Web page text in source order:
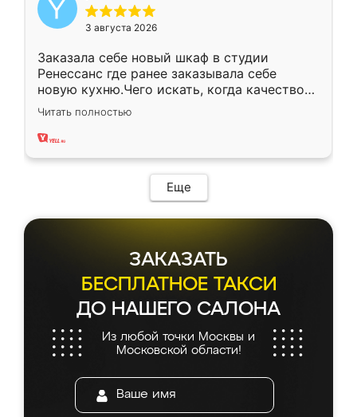
3 августа 2026
Заказала себе новый шкаф в студии
Ренессанс где ранее заказывала себе
новую кухню.Чего искать, когда качеством
вполне довольна. Служит кухня уже почти
два года, нареканий нет.
Читать полностью
Еще
ЗАКАЗАТЬ
БЕСПЛАТНОЕ ТАКСИ
ДО НАШЕГО САЛОНА
Из любой точки Москвы и
Московской области!